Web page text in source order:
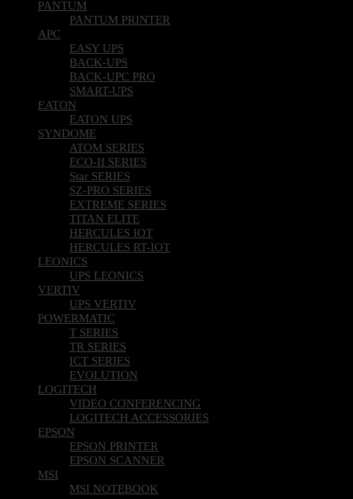
PANTUM
PANTUM PRINTER
APC
EASY UPS
BACK-UPS
BACK-UPC PRO
SMART-UPS
EATON
EATON UPS
SYNDOME
ATOM SERIES
ECO-II SERIES
Star SERIES
SZ-PRO SERIES
EXTREME SERIES
TITAN ELITE
HERCULES IOT
HERCULES RT-IOT
LEONICS
UPS LEONICS
VERTIV
UPS VERTIV
POWERMATIC
T SERIES
TR SERIES
ICT SERIES
EVOLUTION
LOGITECH
VIDEO CONFERENCING
LOGITECH ACCESSORIES
EPSON
EPSON PRINTER
EPSON SCANNER
MSI
MSI NOTEBOOK